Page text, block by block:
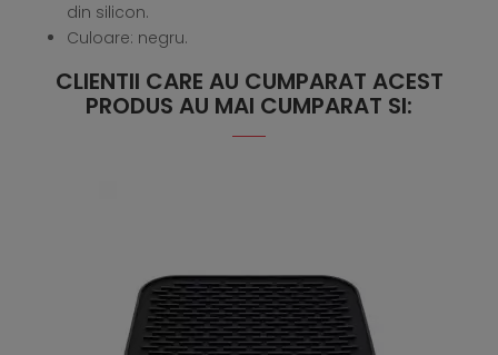
din silicon.
Culoare: negru.
CLIENTII CARE AU CUMPARAT ACEST
PRODUS AU MAI CUMPARAT SI: